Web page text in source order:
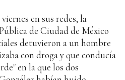
en sus redes, la
de Ciudad de México
detuvieron a un hombre
con droga y que conducía
en la que los dos